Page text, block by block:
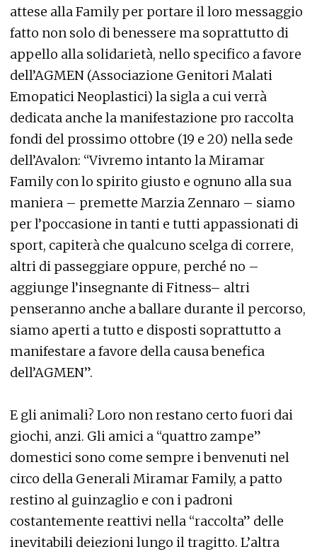
attese alla Family per portare il loro messaggio
fatto non solo di benessere ma soprattutto di
appello alla solidarietà, nello specifico a favore
dell’AGMEN (Associazione Genitori Malati
Emopatici Neoplastici) la sigla a cui verrà
dedicata anche la manifestazione pro raccolta
fondi del prossimo ottobre (19 e 20) nella sede
dell’Avalon: “Vivremo intanto la Miramar
Family con lo spirito giusto e ognuno alla sua
maniera – premette Marzia Zennaro – siamo
per l’poccasione in tanti e tutti appassionati di
sport, capiterà che qualcuno scelga di correre,
altri di passeggiare oppure, perché no –
aggiunge l’insegnante di Fitness– altri
penseranno anche a ballare durante il percorso,
siamo aperti a tutto e disposti soprattutto a
manifestare a favore della causa benefica
dell’AGMEN”.
E gli animali? Loro non restano certo fuori dai
giochi, anzi. Gli amici a “quattro zampe”
domestici sono come sempre i benvenuti nel
circo della Generali Miramar Family, a patto
restino al guinzaglio e con i padroni
costantemente reattivi nella “raccolta” delle
inevitabili deiezioni lungo il tragitto. L’altra